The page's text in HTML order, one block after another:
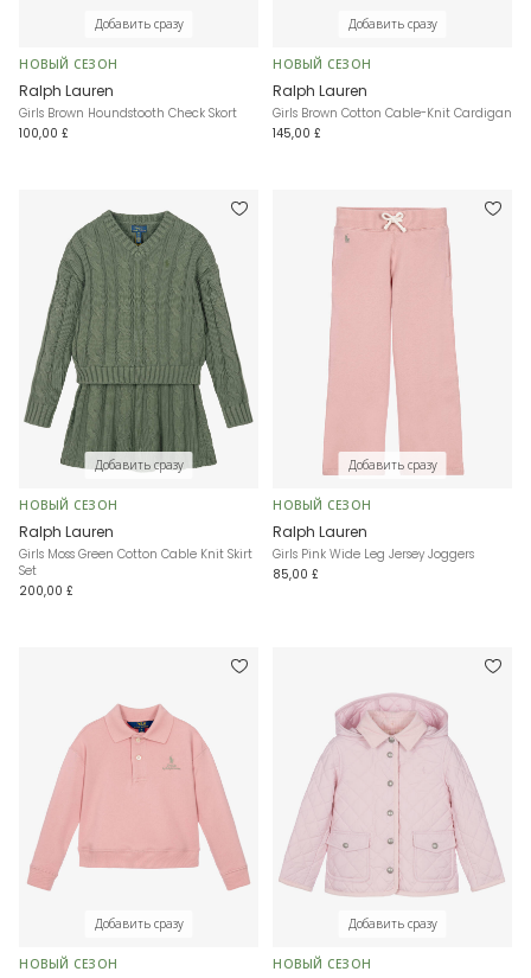
Добавить сразу
НОВЫЙ СЕЗОН
Ralph Lauren
Girls Brown Houndstooth Check Skort
100,00 £
Добавить сразу
НОВЫЙ СЕЗОН
Ralph Lauren
Girls Brown Cotton Cable-Knit Cardigan
145,00 £
Добавить сразу
НОВЫЙ СЕЗОН
Ralph Lauren
Girls Moss Green Cotton Cable Knit Skirt
Set
200,00 £
Добавить сразу
НОВЫЙ СЕЗОН
Ralph Lauren
Girls Pink Wide Leg Jersey Joggers
85,00 £
Добавить сразу
НОВЫЙ СЕЗОН
Добавить сразу
НОВЫЙ СЕЗОН